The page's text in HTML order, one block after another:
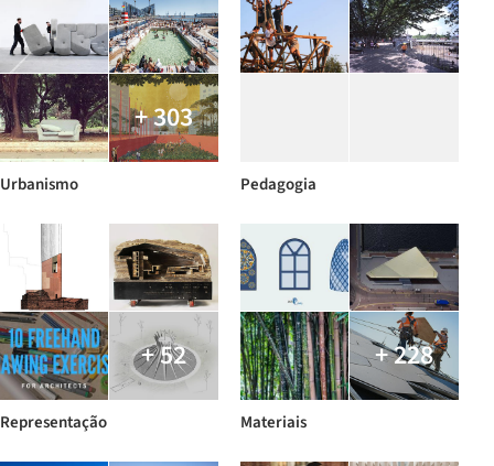
+ 303
Urbanismo Pedagogia
+ 52
Representação
+ 228
Materiais